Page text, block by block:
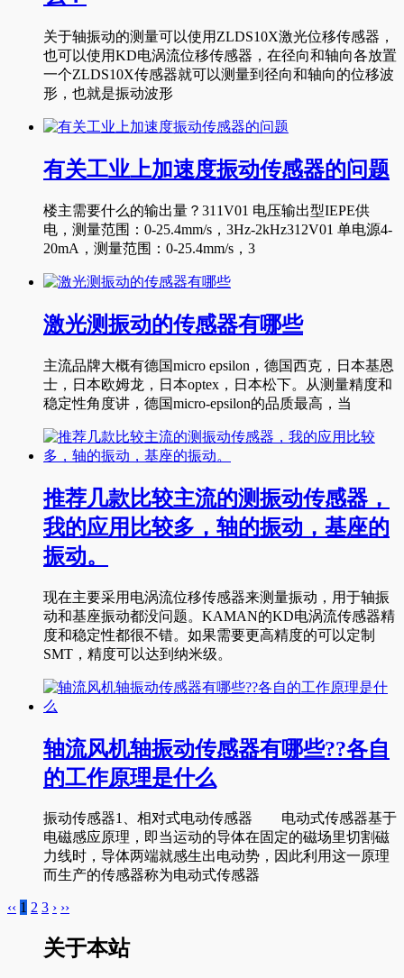
关于轴振动的测量可以使用ZLDS10X激光位移传感器，
也可以使用KD电涡流位移传感器，在径向和轴向各放置
一个ZLDS10X传感器就可以测量到径向和轴向的位移波
形，也就是振动波形
有关工业上加速度振动传感器的问题
楼主需要什么的输出量？311V01 电压输出型IEPE供
电，测量范围：0-25.4mm/s，3Hz-2kHz312V01 单电源4-
20mA，测量范围：0-25.4mm/s，3
激光测振动的传感器有哪些
主流品牌大概有德国micro epsilon，德国西克，日本基恩
士，日本欧姆龙，日本optex，日本松下。从测量精度和
稳定性角度讲，德国micro-epsilon的品质最高，当
推荐几款比较主流的测振动传感器，
我的应用比较多，轴的振动，基座的
振动。
现在主要采用电涡流位移传感器来测量振动，用于轴振
动和基座振动都没问题。KAMAN的KD电涡流传感器精
度和稳定性都很不错。如果需要更高精度的可以定制
SMT，精度可以达到纳米级。
轴流风机轴振动传感器有哪些??各自
的工作原理是什么
振动传感器1、相对式电动传感器 电动式传感器基于
电磁感应原理，即当运动的导体在固定的磁场里切割磁
力线时，导体两端就感生出电动势，因此利用这一原理
而生产的传感器称为电动式传感器
‹‹ 1 2 3 › ››
关于本站